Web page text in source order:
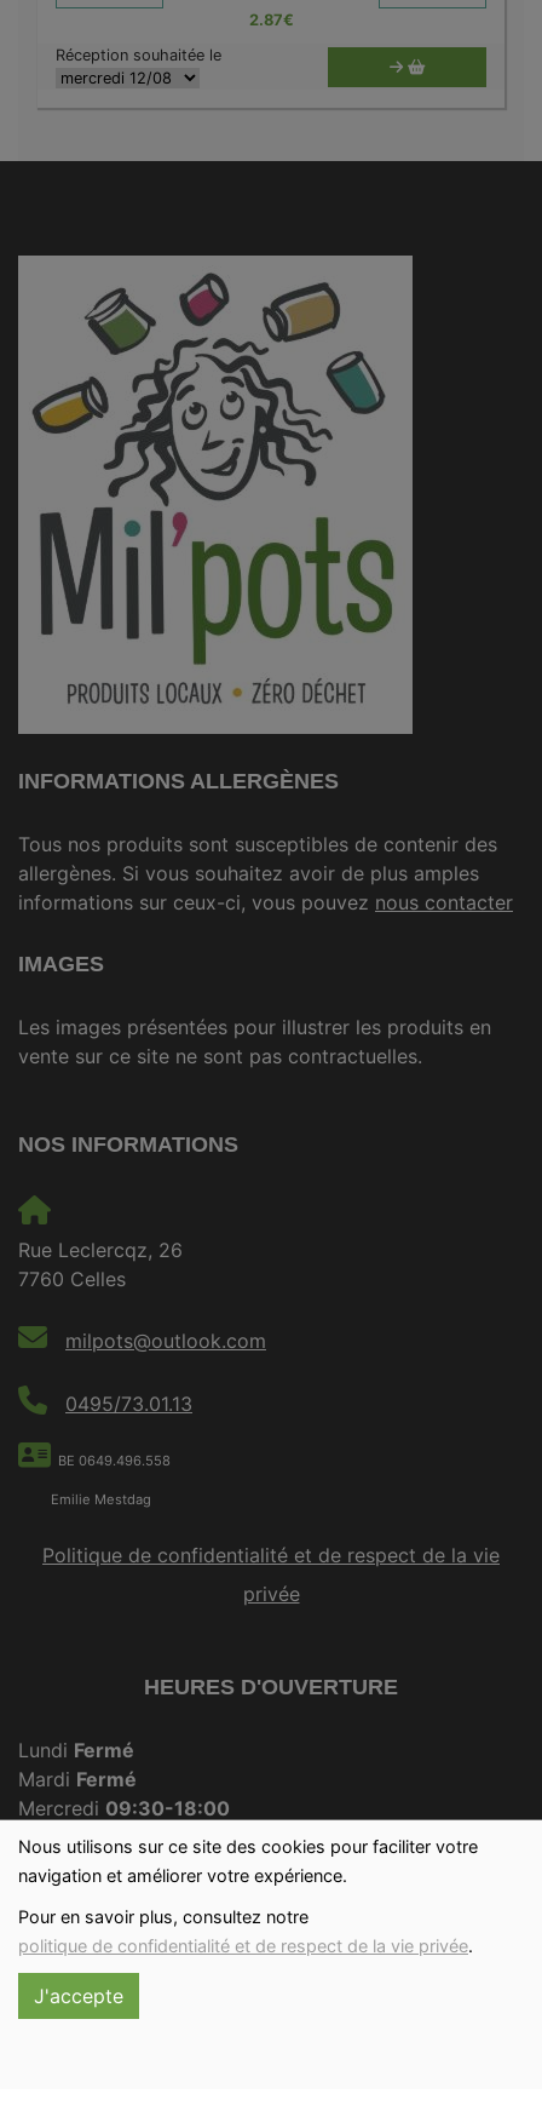
Nous utilisons sur ce site des cookies pour faciliter votre
navigation et améliorer votre expérience.
Pour en savoir plus, consultez notre
politique de confidentialité et de respect de la vie privée.
J'accepte
2.87€
Réception souhaitée le
INFORMATIONS ALLERGÈNES
Tous nos produits sont susceptibles de contenir des
allergènes. Si vous souhaitez avoir de plus amples
informations sur ceux-ci, vous pouvez nous contacter
IMAGES
Les images présentées pour illustrer les produits en
vente sur ce site ne sont pas contractuelles.
NOS INFORMATIONS
Rue Leclercqz, 26
7760 Celles
milpots@outlook.com
0495/73.01.13
BE 0649.496.558
Emilie Mestdag
Politique de confidentialité et de respect de la vie
privée
HEURES D'OUVERTURE
Lundi Fermé
Mardi Fermé
Mercredi 09:30-18:00
JeudiFermé
Vendredi 09:30-18:00
Dimanche09:30-12:00